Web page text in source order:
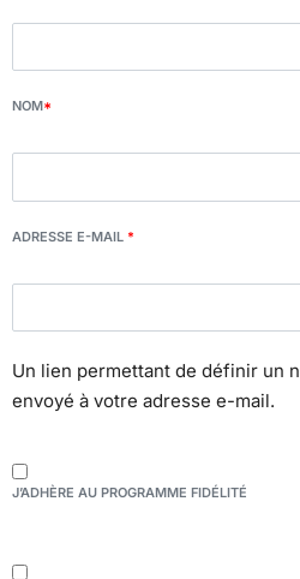
NOM*
ADRESSE E-MAIL *
Un lien permettant de définir un
envoyé à votre adresse e-mail.
J’ADHÈRE AU PROGRAMME FIDÉLITÉ